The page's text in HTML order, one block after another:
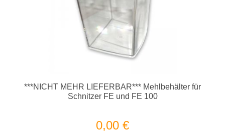
***NICHT MEHR LIEFERBAR*** Mehlbehälter für
Schnitzer FE und FE 100
0,00 €